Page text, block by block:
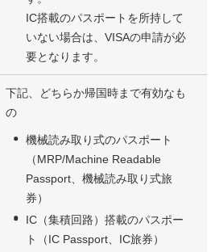
IC搭載のパスポートを所持して
いない場合は、VISAの申請が必
要となります。
下記、どちらか帰国時まで有効なも
の
機械読み取り式のパスポート
（MRP/Machine Readable
Passport、機械読み取り式旅
券）
IC（集積回路）搭載のパスポー
ト（IC Passport、IC旅券）